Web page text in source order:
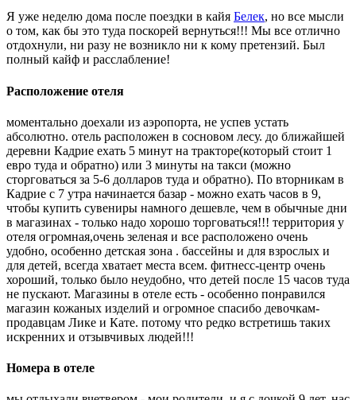
Я уже неделю дома после поездки в кайя Белек, но все мысли
о том, как бы это туда поскорей вернуться!!! Мы все отлично
отдохнули, ни разу не возникло ни к кому претензий. Был
полный кайф и расслабление!
Расположение отеля
моментально доехали из аэропорта, не успев устать
абсолютно. отель расположен в сосновом лесу. до ближайшей
деревни Кадрие ехать 5 минут на тракторе(который стоит 1
евро туда и обратно) или 3 минуты на такси (можно
сторговаться за 5-6 долларов туда и обратно). По вторникам в
Кадрие с 7 утра начинается базар - можно ехать часов в 9,
чтобы купить сувениры намного дешевле, чем в обычные дни
в магазинах - только надо хорошо торговаться!!! территория у
отеля огромная,очень зеленая и все расположено очень
удобно, особенно детская зона . бассейны и для взрослых и
для детей, всегда хватает места всем. фитнесс-центр очень
хороший, только было неудобно, что детей после 15 часов туда
не пускают. Магазины в отеле есть - особенно понравился
магазин кожаных изделий и огромное спасибо девочкам-
продавцам Лике и Кате. потому что редко встретишь таких
искренних и отзывчивых людей!!!
Номера в отеле